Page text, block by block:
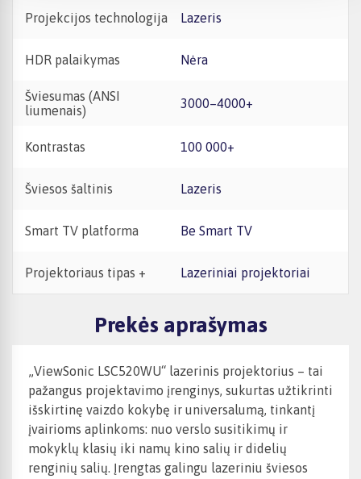
Projekcijos technologija Lazeris
HDR palaikymas Nėra
Šviesumas (ANSI
liumenais)
3000–4000+
Kontrastas 100 000+
Šviesos šaltinis Lazeris
Smart TV platforma Be Smart TV
Projektoriaus tipas + Lazeriniai projektoriai
Prekės aprašymas
„ViewSonic LSC520WU“ lazerinis projektorius – tai
pažangus projektavimo įrenginys, sukurtas užtikrinti
išskirtinę vaizdo kokybę ir universalumą, tinkantį
įvairioms aplinkoms: nuo verslo susitikimų ir
mokyklų klasių iki namų kino salių ir didelių
renginių salių. Įrengtas galingu lazeriniu šviesos